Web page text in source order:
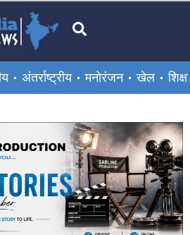
अंतर्राष्ट्रीय मनोरंजन खेल शिक्षा